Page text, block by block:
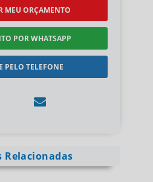
MEU ORÇAMENTO
POR WHATSAPP
PELO TELEFONE
Relacionadas